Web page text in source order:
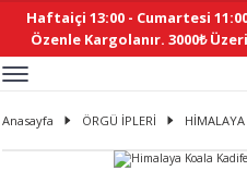
Haftaiçi 13:00 - Cumartesi
Özenle Kargolanır. 3000₺
Geri Dön
Geri Dön
Geri Dön
Geri Dön
Geri Dön
Geri Dön
Geri Dön
Geri Dön
Geri Dön
Geri Dön
Geri Dön
Geri Dön
Geri Dön
Geri Dön
Geri Dön
AKSESUAR
Geri Dön
Geri Dön
Geri Dön
Geri Dön
Geri Dön
Geri Dön
Anasayfa ÖRGÜ İPLERİ HİMALAYA